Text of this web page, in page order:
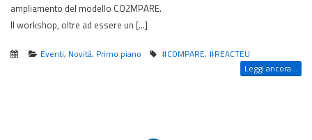
ampliamento del modello CO2MPARE.
Il workshop, oltre ad essere un […]
Eventi, Novità, Primo piano #COMPARE,#REACTEU
Leggi ancora...